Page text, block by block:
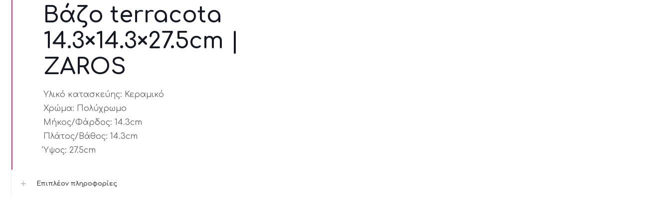
Βάζο terracota
14.3×14.3×27.5cm |
ZAROS
Υλικό κατασκεύης: Κεραμικό
Χρώμα:
Πολύχρωμο
Μήκος/Φάρδος:14.3cm
Πλάτος/Βάθος:14.3cm
Ύψος: 27.5cm
Επιπλέον πληροφορίες